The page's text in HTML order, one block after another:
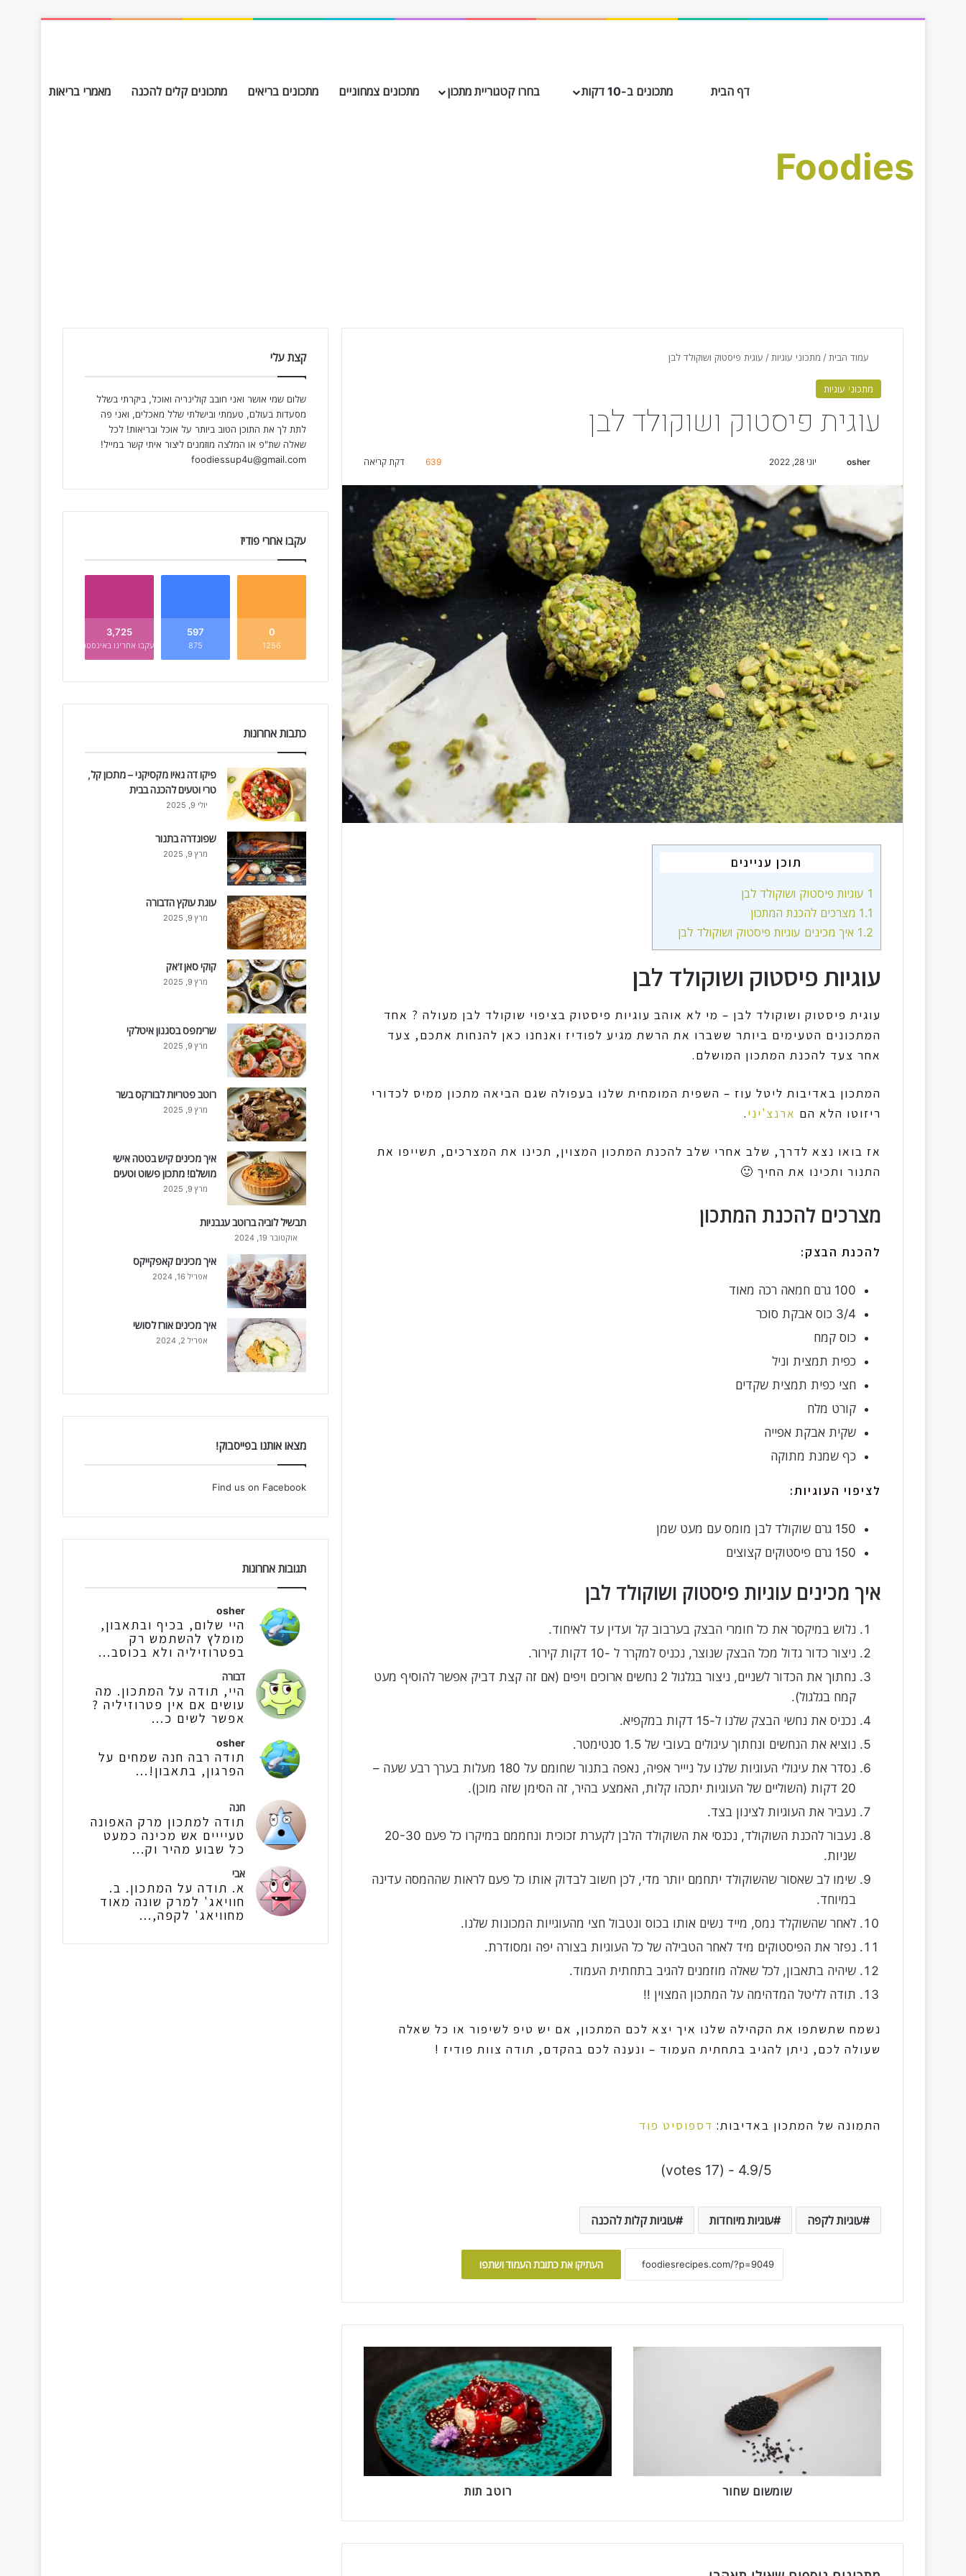
Foodies
דף הבית מתכונים ב-10 דקות בחרו קטגוריית מתכון מתכונים צמחוניים מתכונים בריאים מתכונים קלים להכנה מאמרי בריאות
עמוד הבית / מתכוני עוגיות / עוגית פיסטוק ושוקולד לבן
מתכוני עוגיות
עוגית פיסטוק ושוקולד לבן
osher
d
a
e
m
a
i
l
יוני 28, 2022 639 דקת קריאה
תוכן עניינים
1 עוגיות פיסטוק ושוקולד לבן
1.1 מצרכים להכנת המתכון
1.2 איך מכינים עוגיות פיסטוק ושוקולד לבן
עוגיות פיסטוק ושוקולד לבן
עוגית פיסטוק ושוקולד לבן – מי לא אוהב עוגיות פיסטוק בציפוי שוקולד לבן מעולה ? אחד
המתכונים הטעימים ביותר ששברו את הרשת מגיע לפודיז ואנחנו כאן להנחות אתכם, צעד
אחר צעד להכנת המתכון המושלם.
המתכון באדיבות ליטל עוז – השפית המומחית שלנו בעפולה שגם הביאה מתכון ממיס לכדורי
ריזוטו הלא הם ארנצ'יני.
אז בואו נצא לדרך, שלב אחרי שלב להכנת המתכון המצוין, תכינו את המצרכים, תשייפו את
התנור ותכינו את החיך 🙂
מצרכים להכנת המתכון
להכנת הבצק:
100 גרם חמאה רכה מאוד
3/4 כוס אבקת סוכר
כוס קמח
כפית תמצית וניל
חצי כפית תמצית שקדים
קורט מלח
שקית אבקת אפייה
כף שמנת מתוקה
לציפוי העוגיות:
150 גרם שוקולד לבן מומס עם מעט שמן
150 גרם פיסטוקים קצוצים
איך מכינים עוגיות פיסטוק ושוקולד לבן
נלוש במיקסר את כל חומרי הבצק בערבוב קל ועדין עד לאיחוד.
ניצור כדור גדול מכל הבצק שנוצר, נכניס למקרר ל -10 דקות קירור.
נחתוך את הכדור לשניים, ניצור בגלגול 2 נחשים ארוכים ויפים (אם זה קצת דביק אפשר להוסיף מעט
קמח בגלגול).
נכניס את נחשי הבצק שלנו ל-15 דקות במקפיא.
נוציא את הנחשים ונחתוך עיגולים בעובי של 1.5 סנטימטר.
נסדר את עיגולי העוגיות שלנו על ניייר אפיה, נאפה בתנור שחומם על 180 מעלות בערך רבע שעה –
20 דקות (השוליים של העוגיות יתכהו קלות, האמצע בהיר, זה הסימן שזה מוכן).
נעביר את העוגיות לצינון בצד.
נעבור להכנת השוקולד, נכנסי את השוקולד הלבן לקערת זכוכית ונחממם במיקרו כל פעם 20-30
שניות.
שימו לב שאסור שהשוקולד יתחמם יותר מדי, לכן חשוב לבדוק אותו כל פעם לראות שההמסה עדינה
במיוחד.
לאחר שהשוקלד נמס, מייד נשים אותו בכוס ונטבול חצי מהעוגייות המכונות שלנו.
נפזר את הפיסטוקים מיד לאחר הטבילה של כל העוגיות בצורה יפה ומסודרת.
שיהיה בתאבון, לכל שאלה מוזמנים להגיב בתחתית העמוד.
תודה לליטל המדהימה על המתכון המצוין !!
נשמח שתשתפו את הקהילה שלנו איך יצא לכם המתכון, אם יש טיפ לשיפור או כל שאלה
שעולה לכם, ניתן להגיב בתחתית העמוד – ונענה לכם בהקדם, תודה צוות פודיז !
התמונה של המתכון באדיבות: דספוסיט פוד
4.9/5 - (17 votes)
עוגיות לקפה עוגיות מיוחדות עוגיות קלות להכנה
העתיקו את כתובת העמוד ושתפו
ו
שומשום שחור
ת
רוטב תות
קצת עלי
שלום שמי אושר ואני חובב קולינריה ואוכל, ביקרתי בשלל
מסעדות בעולם, טעמתי ובישלתי שלל מאכלים, ואני פה
לתת לך את התוכן הטוב ביותר על אוכל ובריאות! לכל
שאלה שת"פ או המלצה מוזמנים ליצור איתי קשר במייל!
foodiessup4u@gmail.com
עקבו אחרי פודיז
0
1256
597
875
3,725
עקבו אחרינו באינסטגרם
כתבות אחרונות
פיקו דה גאיו מקסיקני – מתכון קל,
טרי וטעים להכנה בבית
יולי 9, 2025
שפונדרה בתנור
מרץ 9, 2025
עוגת עוקץ הדבורה
מרץ 9, 2025
קוקי סאן ז'אק
מרץ 9, 2025
שרימפס בסגנון איטלקי
מרץ 9, 2025
רוטב פטריות לבורקס בשר
מרץ 9, 2025
איך מכינים קיש בטטה אישי
מושלם! מתכון פשוט וטעים
מרץ 9, 2025
תבשיל לוביה ברוטב עגבניות
אוקטובר 19, 2024
איך מכינים קאפקייקס
אפריל 16, 2024
איך מכינים אורז לסושי
אפריל 2, 2024
מצאו אותנו בפייסבוק!
Find us on Facebook
תגובות אחרונות
osher
היי שלום, בכיף ובתאבון,
מומלץ להשתמש רק
בפטרוזיליה ולא בכוסב...
דבורה
היי, תודה על המתכון. מה
עושים אם אין פטרוזיליה ?
אפשר לשים כ...
osher
תודה רבה חנה שמחים על
הפרגון, בתאבון!...
חנה
תודה למתכון מרק האפונה
טעיייים אש מכינה כמעט
כל שבוע מהיר וק...
אבי
א. תודה על המתכון. ב.
חוויאג' למרק שונה מאוד
מחוויאג' לקפה,...